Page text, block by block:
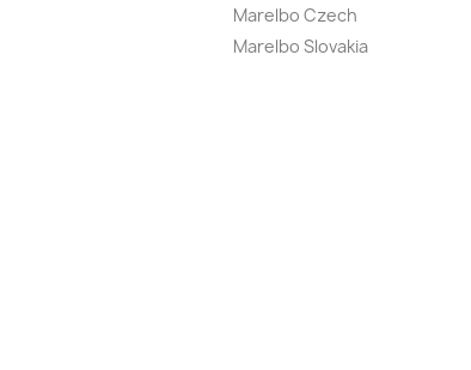
Marelbo Czech
Marelbo Slovakia